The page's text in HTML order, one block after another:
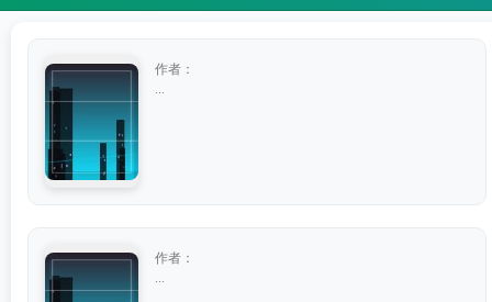
作者：
作者：